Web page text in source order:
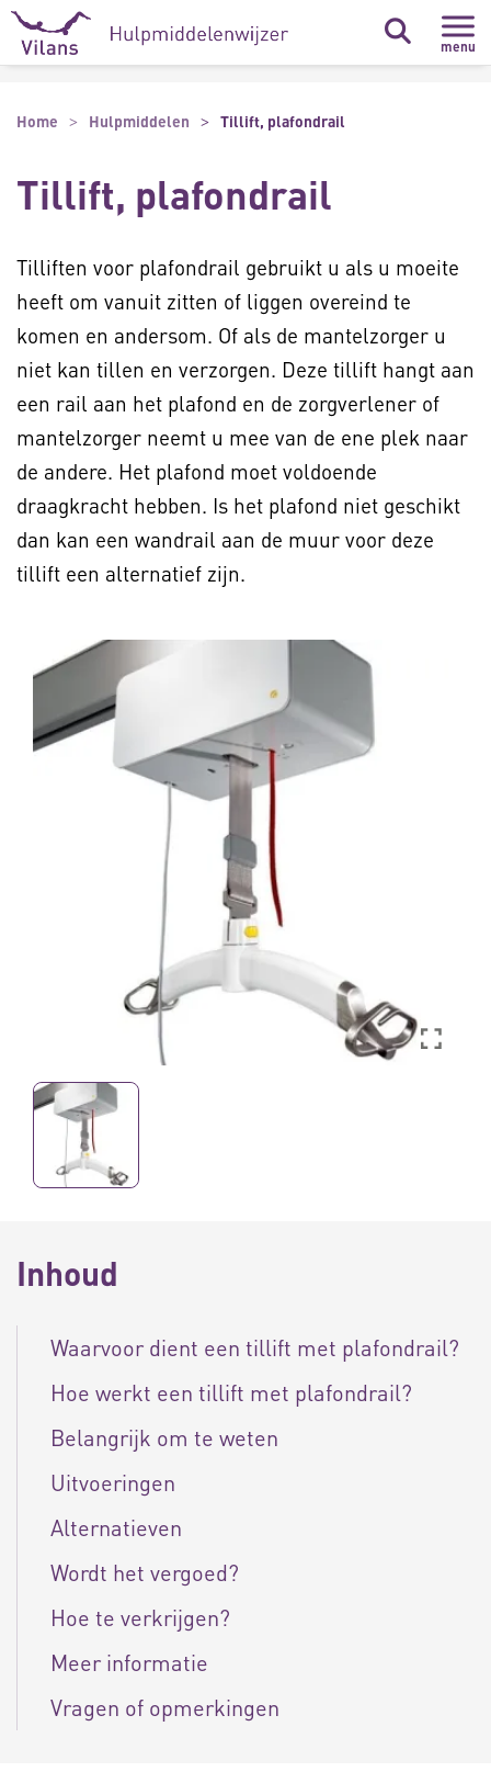
Naar hoofdinhoud
Naar footer
menu
Home Hulpmiddelen Tillift, plafondrail
Tillift, plafondrail
Tilliften voor plafondrail gebruikt u als u moeite
heeft om vanuit zitten of liggen overeind te
komen en andersom. Of als de mantelzorger u
niet kan tillen en verzorgen. Deze tillift hangt aan
een rail aan het plafond en de zorgverlener of
mantelzorger neemt u mee van de ene plek naar
de andere. Het plafond moet voldoende
draagkracht hebben. Is het plafond niet geschikt
dan kan een wandrail aan de muur voor deze
tillift een alternatief zijn.
Inhoud
Waarvoor dient een tillift met plafondrail?
Hoe werkt een tillift met plafondrail?
Belangrijk om te weten
Uitvoeringen
Alternatieven
Wordt het vergoed?
Hoe te verkrijgen?
Meer informatie
Vragen of opmerkingen